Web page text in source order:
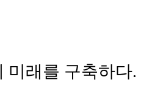
미래 를 구축하다.